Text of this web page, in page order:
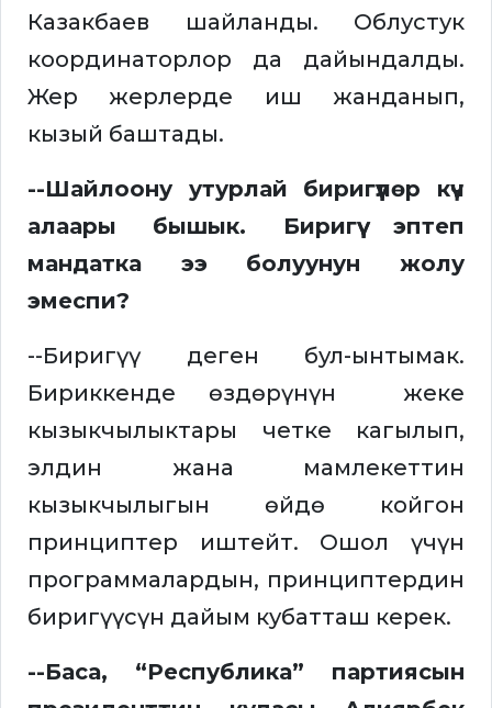
Казакбаев шайланды. Облустук
координаторлор да дайындалды.
Жер жерлерде иш жанданып,
кызый баштады.
--Шайлоону утурлай биригүүлөр күч
алаары бышык. Биригүү эптеп
мандатка ээ болуунун жолу
эмеспи?
--Биригүү деген бул-ынтымак.
Бириккенде өздөрүнүн жеке
кызыкчылыктары четке кагылып,
элдин жана мамлекеттин
кызыкчылыгын өйдө койгон
принциптер иштейт. Ошол үчүн
программалардын, принциптердин
биригүүсүн дайым кубатташ керек.
--Баса, “Республика” партиясын